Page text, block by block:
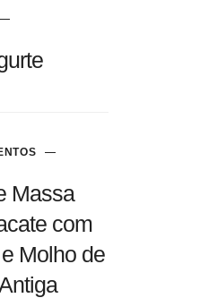
Massa
com
Molho de